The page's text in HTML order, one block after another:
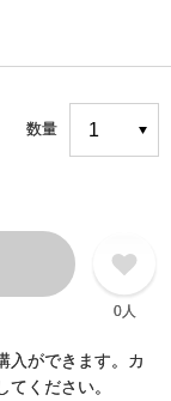
数量
0人
入ができます。カ
ください。